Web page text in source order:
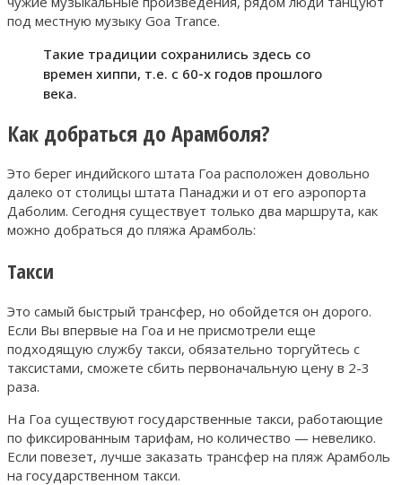
под местную музыку Goa Trance.
Такие традиции сохранились здесь со
времен хиппи, т.е. с 60-х годов прошлого
века.
Как добраться до Арамболя?
Это берег индийского штата Гоа расположен довольно
далеко от столицы штата Панаджи и от его аэропорта
Даболим. Сегодня существует только два маршрута, как
можно добраться до пляжа Арамболь:
Такси
Это самый быстрый трансфер, но обойдется он дорого.
Если Вы впервые на Гоа и не присмотрели еще
подходящую службу такси, обязательно торгуйтесь с
таксистами, сможете сбить первоначальную цену в 2-3
раза.
На Гоа существуют государственные такси, работающие
по фиксированным тарифам, но количество — невелико.
Если повезет, лучше заказать трансфер на пляж Арамболь
на государственном такси.